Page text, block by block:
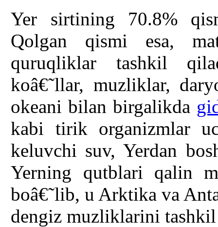
Yer sirtining 70.8%
Qolgan qismi esa,
quruqliklar tashkil
koâ€˜llar, muzliklar,
okeani bilan birgalikda
kabi tirik organizmlar
keluvchi suv, Yerdan
Yerning qutblari qalin
boâ€˜lib, u Arktika va
dengiz muzliklarini